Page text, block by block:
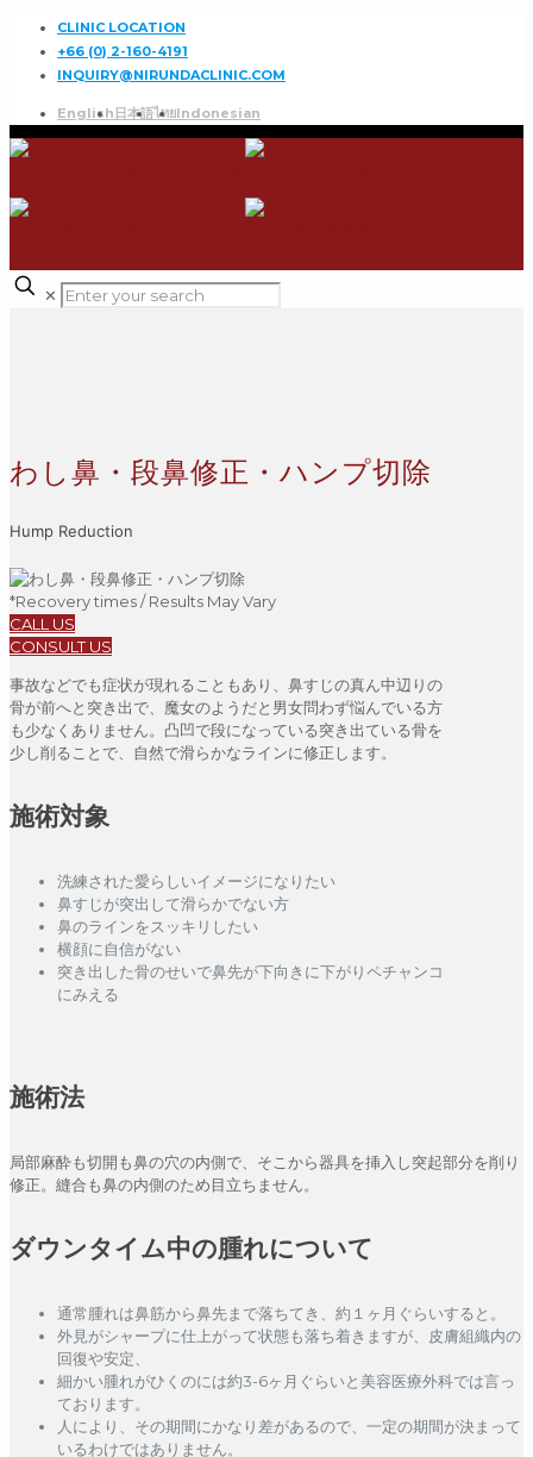
CLINIC LOCATION
+66 (0) 2-160-4191
INQUIRY@NIRUNDACLINIC.COM
English 日本語ไทยIndonesian
✕
わし鼻・段鼻修正・ハンプ切除
Hump Reduction
*Recovery times / Results May Vary
CALL US
CONSULT US
事故などでも症状が現れることもあり、鼻すじの真ん中辺りの
骨が前へと突き出で、魔女のようだと男女問わず悩んでいる方
も少なくありません。凸凹で段になっている突き出ている骨を
少し削ることで、自然で滑らかなラインに修正します。
施術対象
洗練された愛らしいイメージになりたい
鼻すじが突出して滑らかでない方
鼻のラインをスッキリしたい
横顔に自信がない
突き出した骨のせいで鼻先が下向きに下がりペチャンコ
にみえる
施術法
局部麻酔も切開も鼻の穴の内側で、そこから器具を挿入し突起部分を削り
修正。縫合も鼻の内側のため目立ちません。
ダウンタイム中の腫れについて
通常腫れは鼻筋から鼻先まで落ちてき、約１ヶ月ぐらいすると。
外見がシャープに仕上がって状態も落ち着きますが、皮膚組織内の
回復や安定、
細かい腫れがひくのには約3-6ヶ月ぐらいと美容医療外科では言っ
ております。
人により、その期間にかなり差があるので、一定の期間が決まって
いるわけではありません。